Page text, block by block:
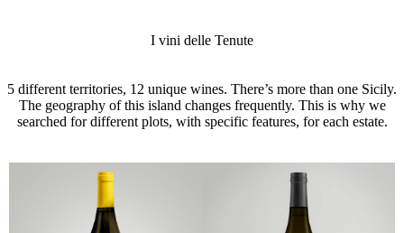
I vini delle Tenute
5 different territories, 12 unique wines. There’s more than one Sicily.
The geography of this island changes frequently. This is why we
searched for different plots, with specific features, for each estate.